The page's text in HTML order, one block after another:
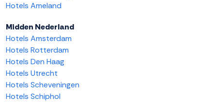
Hotels Ameland
Midden Nederland
Hotels Amsterdam
Hotels Rotterdam
Hotels Den Haag
Hotels Utrecht
Hotels Scheveningen
Hotels Schiphol